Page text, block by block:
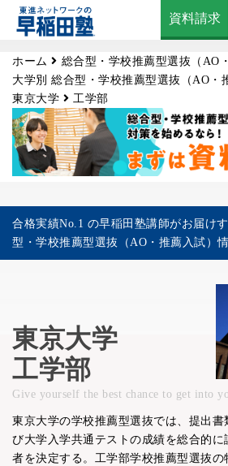
資料請求
ホーム
総合型・学校推薦型選抜（AO
大学別 総合型・学校推薦型選抜（AO・
東京大学
工学部
合格実績No.1 の早稲田塾講師がお届け
型・学校推薦型選抜（AO・推薦入試）
東京大学
工学部
Give yourself the best chance to get into
東京大学の学校推薦型選抜では、提出書
び大学入学共通テストの成績を総合的
者を決定する。工学部学校推薦型選抜